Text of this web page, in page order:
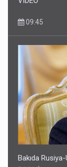
09:45
Bakıda